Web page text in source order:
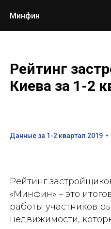
Минфин
Рейтинг
Киева за 1-2
Данные за 1-2 квартал 2019
Рейтинг
«Минфин» – это
работы участников
недвижимости,